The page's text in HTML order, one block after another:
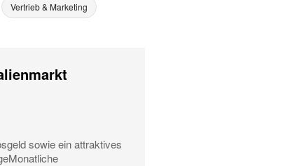
Vertrieb & Marketing
sowie ein attraktives